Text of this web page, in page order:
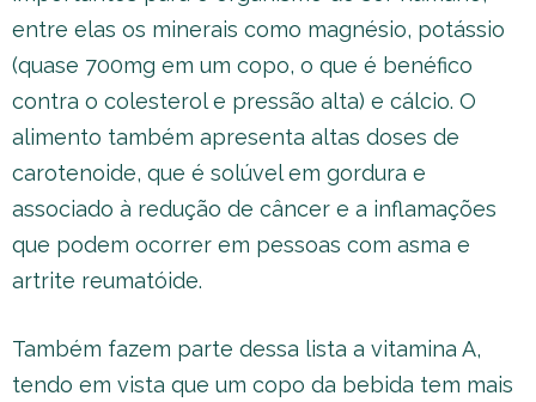
entre elas os minerais como magnésio, potássio
(quase 700mg em um copo, o que é benéfico
contra o colesterol e pressão alta) e cálcio. O
alimento também apresenta altas doses de
carotenoide, que é solúvel em gordura e
associado à redução de câncer e a inflamações
que podem ocorrer em pessoas com asma e
artrite reumatóide.
Também fazem parte dessa lista a vitamina A,
tendo em vista que um copo da bebida tem mais